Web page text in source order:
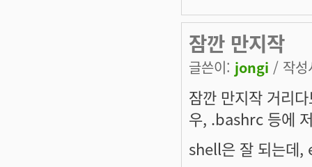
잠깐 만지작
글쓴이: jongi / 작
잠깐 만지작 거리
우, .bashrc 등에
shell은 잘 되는데,